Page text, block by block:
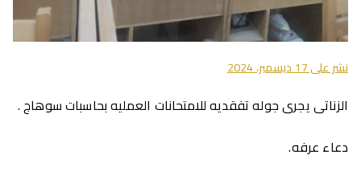
نشر على17 ديسمبر، 2024
الزناتى يجرى جوله تفقديه للامتحانات العمليه بحاسبات سوهاج .
دعاء عرفه.